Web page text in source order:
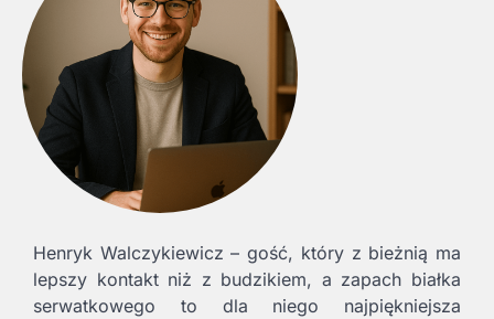
Henryk Walczykiewicz – gość, który z bieżnią ma
lepszy kontakt niż z budzikiem, a zapach białka
serwatkowego to dla niego najpiękniejsza